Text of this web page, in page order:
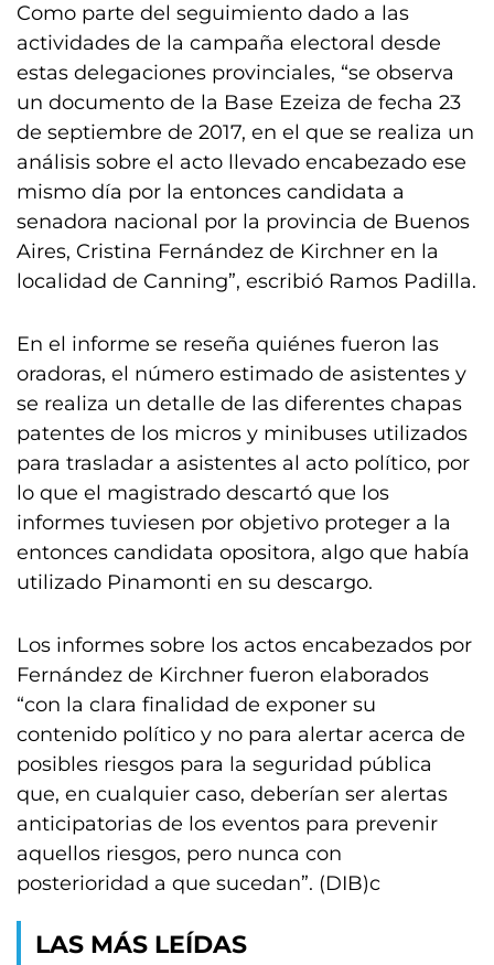
Como parte del seguimiento dado a las
actividades de la campaña electoral desde
estas delegaciones provinciales, “se observa
un documento de la Base Ezeiza de fecha 23
de septiembre de 2017, en el que se realiza un
análisis sobre el acto llevado encabezado ese
mismo día por la entonces candidata a
senadora nacional por la provincia de Buenos
Aires, Cristina Fernández de Kirchner en la
localidad de Canning”, escribió Ramos Padilla.
En el informe se reseña quiénes fueron las
oradoras, el número estimado de asistentes y
se realiza un detalle de las diferentes chapas
patentes de los micros y minibuses utilizados
para trasladar a asistentes al acto político, por
lo que el magistrado descartó que los
informes tuviesen por objetivo proteger a la
entonces candidata opositora, algo que había
utilizado Pinamonti en su descargo.
Los informes sobre los actos encabezados por
Fernández de Kirchner fueron elaborados
“con la clara finalidad de exponer su
contenido político y no para alertar acerca de
posibles riesgos para la seguridad pública
que, en cualquier caso, deberían ser alertas
anticipatorias de los eventos para prevenir
aquellos riesgos, pero nunca con
posterioridad a que sucedan”. (DIB)c
LAS MÁS LEÍDAS